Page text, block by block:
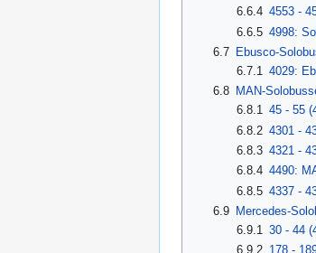
6.6.4 4553 -
6.6.5 4998:
6.7
Ebusco-
6.7.1 4029:
6.8
MAN-
6.8.1 45 - 55
6.8.2 4301 -
6.8.3 4321 -
6.8.4 4490:
6.8.5 4337 -
6.9
Mercedes-
6.9.1 30 - 44
6.9.2 178 -